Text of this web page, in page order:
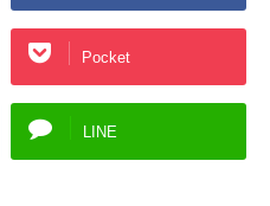
Pocket
LINE